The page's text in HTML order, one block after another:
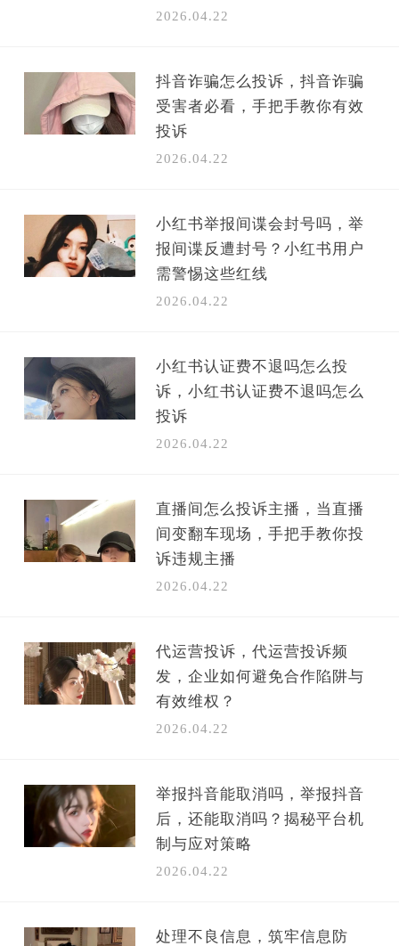
2026.04.22
抖音诈骗怎么投诉，抖音诈骗
受害者必看，手把手教你有效
投诉
2026.04.22
小红书举报间谍会封号吗，举
报间谍反遭封号？小红书用户
需警惕这些红线
2026.04.22
小红书认证费不退吗怎么投
诉，小红书认证费不退吗怎么
投诉
2026.04.22
直播间怎么投诉主播，当直播
间变翻车现场，手把手教你投
诉违规主播
2026.04.22
代运营投诉，代运营投诉频
发，企业如何避免合作陷阱与
有效维权？
2026.04.22
举报抖音能取消吗，举报抖音
后，还能取消吗？揭秘平台机
制与应对策略
2026.04.22
处理不良信息，筑牢信息防